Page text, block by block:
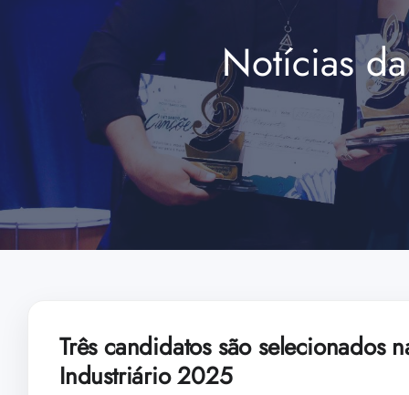
Notícias
Três candidatos são selecionados
Industriário 2025